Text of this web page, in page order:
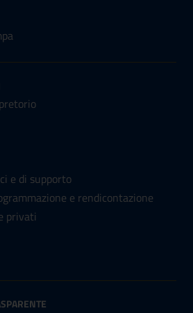
e di supporto
e rendicontazione
privati